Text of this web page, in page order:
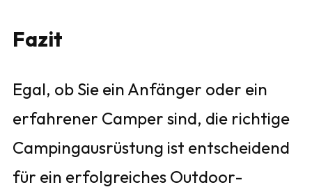
Fazit
Egal, ob Sie ein Anfänger oder ein
erfahrener Camper sind, die richtige
Campingausrüstung ist entscheidend
für ein erfolgreiches Outdoor-